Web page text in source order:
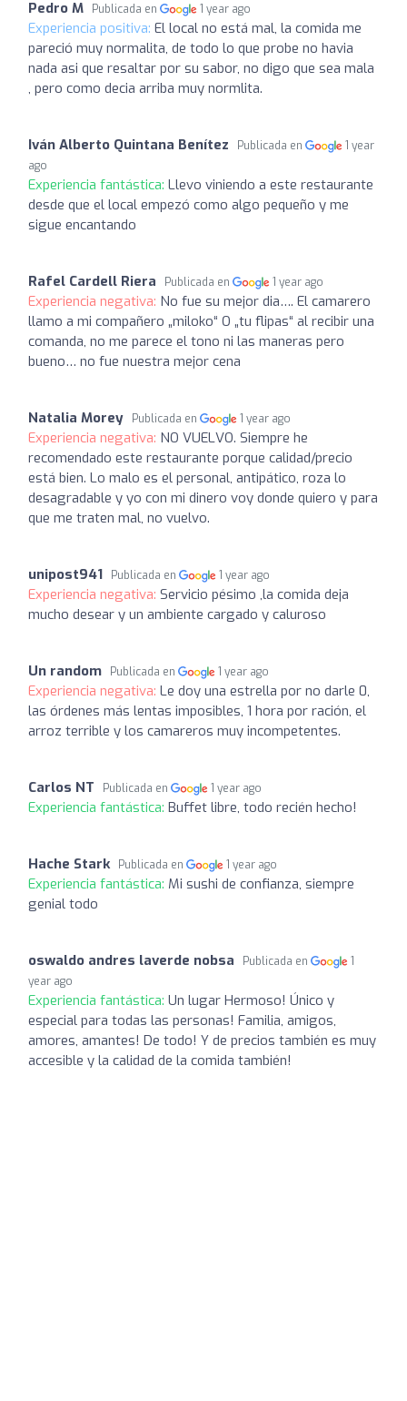
Pedro M Publicada en 1 year ago
Experiencia positiva: El local no está mal, la comida me
pareció muy normalita, de todo lo que probe no havia
nada asi que resaltar por su sabor, no digo que sea mala
, pero como decia arriba muy normlita.
Iván Alberto Quintana Benítez Publicada en
1 year
ago
Experiencia fantástica: Llevo viniendo a este restaurante
desde que el local empezó como algo pequeño y me
sigue encantando
Rafel Cardell Riera Publicada en 1 year ago
Experiencia negativa: No fue su mejor dia…. El camarero
llamo a mi compañero „miloko“ O „tu flipas“ al recibir una
comanda, no me parece el tono ni las maneras pero
bueno… no fue nuestra mejor cena
Natalia Morey Publicada en 1 year ago
Experiencia negativa: NO VUELVO. Siempre he
recomendado este restaurante porque calidad/precio
está bien. Lo malo es el personal, antipático, roza lo
desagradable y yo con mi dinero voy donde quiero y para
que me traten mal, no vuelvo.
unipost941 Publicada en 1 year ago
Experiencia negativa: Servicio pésimo ,la comida deja
mucho desear y un ambiente cargado y caluroso
Un random Publicada en 1 year ago
Experiencia negativa: Le doy una estrella por no darle 0,
las órdenes más lentas imposibles, 1 hora por ración, el
arroz terrible y los camareros muy incompetentes.
Carlos NT Publicada en 1 year ago
Experiencia fantástica: Buffet libre, todo recién hecho!
Hache Stark Publicada en 1 year ago
Experiencia fantástica: Mi sushi de confianza, siempre
genial todo
oswaldo andres laverde nobsa Publicada en
1
year ago
Experiencia fantástica: Un lugar Hermoso! Único y
especial para todas las personas! Familia, amigos,
amores, amantes! De todo! Y de precios también es muy
accesible y la calidad de la comida también!